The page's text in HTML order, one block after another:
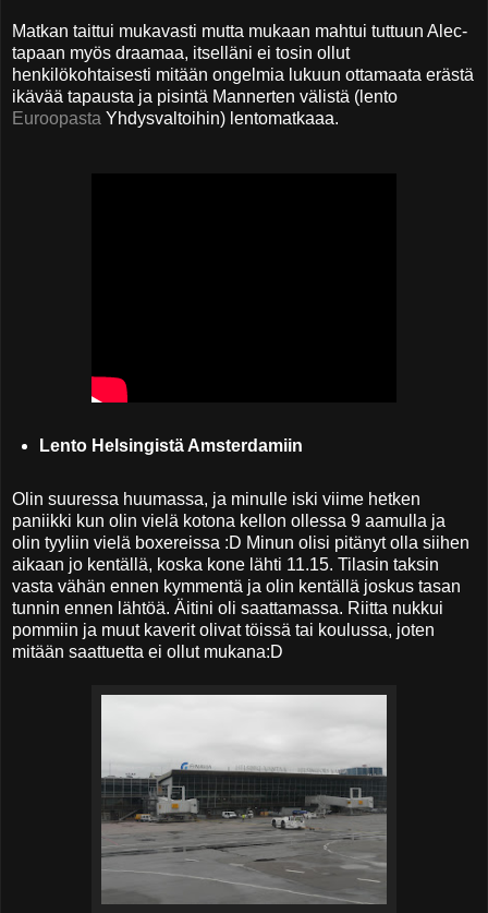
Matkan taittui mukavasti mutta mukaan mahtui tuttuun Alec-
tapaan myös draamaa, itselläni ei tosin ollut
henkilökohtaisesti mitään ongelmia lukuun ottamaata erästä
ikävää tapausta ja pisintä Mannerten välistä (lento
Euroopasta Yhdysvaltoihin) lentomatkaaa.
Lento Helsingistä Amsterdamiin
Olin suuressa huumassa, ja minulle iski viime hetken
paniikki kun olin vielä kotona kellon ollessa 9 aamulla ja
olin tyyliin vielä boxereissa :D Minun olisi pitänyt olla siihen
aikaan jo kentällä, koska kone lähti 11.15. Tilasin taksin
vasta vähän ennen kymmentä ja olin kentällä joskus tasan
tunnin ennen lähtöä. Äitini oli saattamassa. Riitta nukkui
pommiin ja muut kaverit olivat töissä tai koulussa, joten
mitään saattuetta ei ollut mukana:D